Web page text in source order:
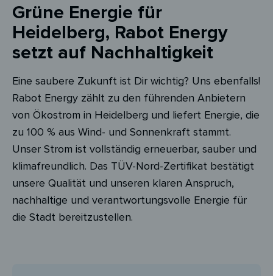
Grüne Energie für
Heidelberg, Rabot Energy
setzt auf Nachhaltigkeit
Eine saubere Zukunft ist Dir wichtig? Uns ebenfalls!
Rabot Energy zählt zu den führenden Anbietern
von Ökostrom in Heidelberg und liefert Energie, die
zu 100 % aus Wind- und Sonnenkraft stammt.
Unser Strom ist vollständig erneuerbar, sauber und
klimafreundlich. Das TÜV-Nord-Zertifikat bestätigt
unsere Qualität und unseren klaren Anspruch,
nachhaltige und verantwortungsvolle Energie für
die Stadt bereitzustellen.